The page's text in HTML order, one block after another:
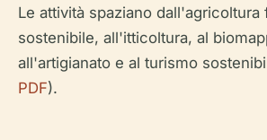
Le attività spaziano dall'agricoltura
sostenibile, all'itticoltura, al
all'artigianato e al turismo
PDF).